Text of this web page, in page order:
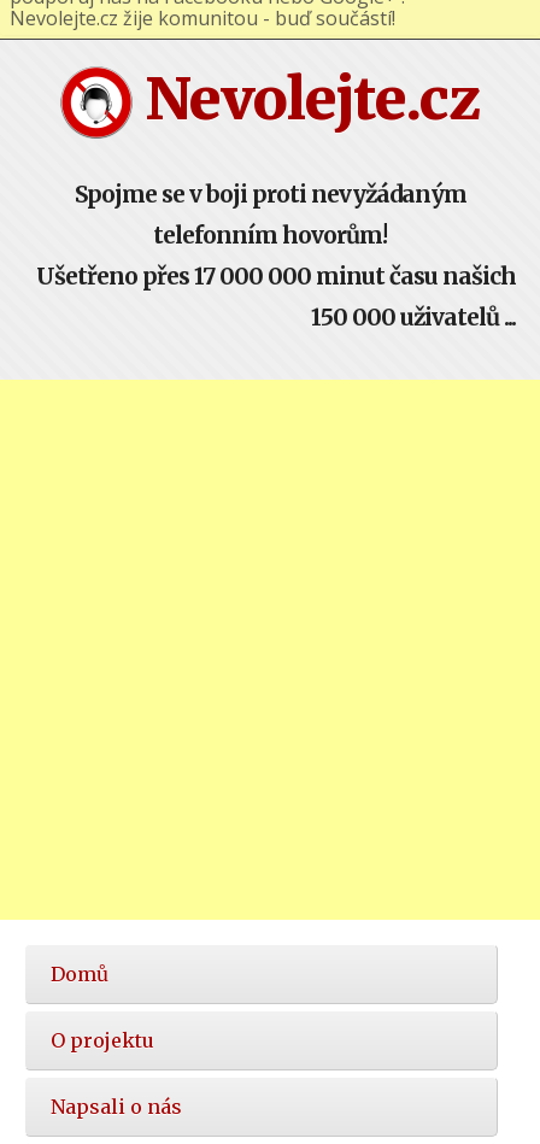
Nevolejte.cz
Spojme se v boji proti nevyžádaným
telefonním hovorům!
Ušetřeno přes 17 000 000 minut času našich
150 000 uživatelů ...
Hlavní
nabídka
Domů
O projektu
Napsali o nás
podporuj nás na Facebooku nebo Google+ !
Nevolejte.cz žije komunitou - buď součástí!